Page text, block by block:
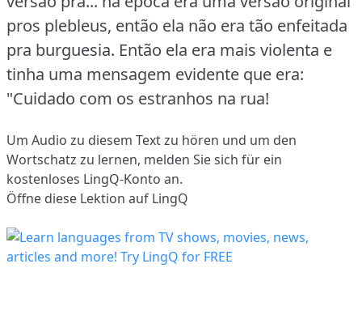
pros plebleus, então ela não era tão enfeitada
pra burguesia. Então ela era mais violenta e
tinha uma mensagem evidente que era:
"Cuidado com os estranhos na rua!
Um Audio zu diesem Text zu hören und um den
Wortschatz zu lernen, melden Sie sich für ein
kostenloses LingQ-Konto an.
Öffne diese Lektion auf LingQ